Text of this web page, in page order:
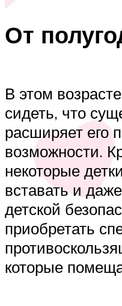
От
В этом
сидеть, что
расширяет его
возможности.
некоторые
вставать и
детской
приобретать
которые